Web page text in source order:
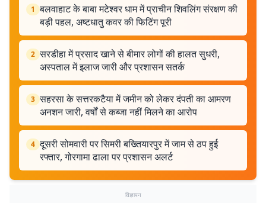
1 बलवाहाट के बाबा मटेश्वर धाम में प्राचीन शिवलिंग संरक्षण की
बड़ी पहल, अष्टधातु कवर की फिटिंग पूरी
2 सरडीहा में प्रसाद खाने से बीमार लोगों की हालत सुधरी,
अस्पताल में इलाज जारी और प्रशासन सतर्क
3 सहरसा के सत्तरकटैया में जमीन को लेकर दंपती का आमरण
अनशन जारी, वर्षों से कब्जा नहीं मिलने का आरोप
4 दूसरी सोमवारी पर सिमरी बख्तियारपुर में जाम से ठप हुई
रफ्तार, गोरगामा ढाला पर प्रशासन अलर्ट
विज्ञापन